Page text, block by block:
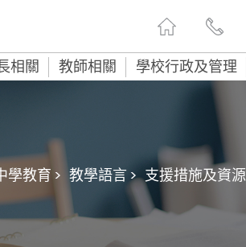
相關 教師相關 學校行政及管理
學教育 > 教學語言 > 支援措施及資源